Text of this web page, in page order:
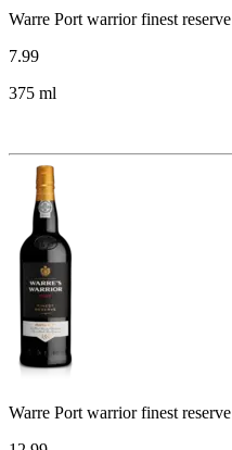
Warre Port warrior finest reserve
7.99
375 ml
Warre Port warrior finest reserve